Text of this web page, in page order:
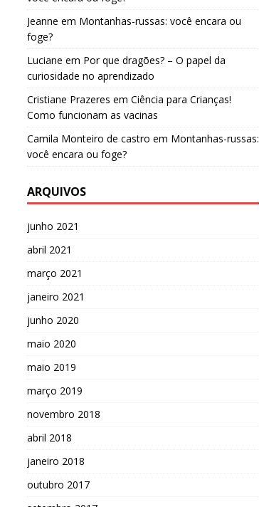
Jeanne em Montanhas-russas: você encara ou
foge?
Luciane em Por que dragões? – O papel da
curiosidade no aprendizado
Cristiane Prazeres em Ciência para Crianças!
Como funcionam as vacinas
Camila Monteiro de castro em Montanhas-russas:
você encara ou foge?
ARQUIVOS
junho 2021
abril 2021
março 2021
janeiro 2021
junho 2020
maio 2020
maio 2019
março 2019
novembro 2018
abril 2018
janeiro 2018
outubro 2017